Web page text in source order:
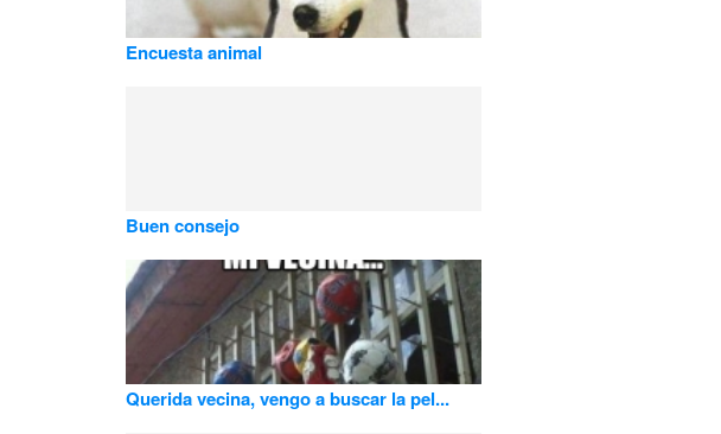
Encuesta animal
Buen consejo
Querida vecina, vengo a buscar la pel...